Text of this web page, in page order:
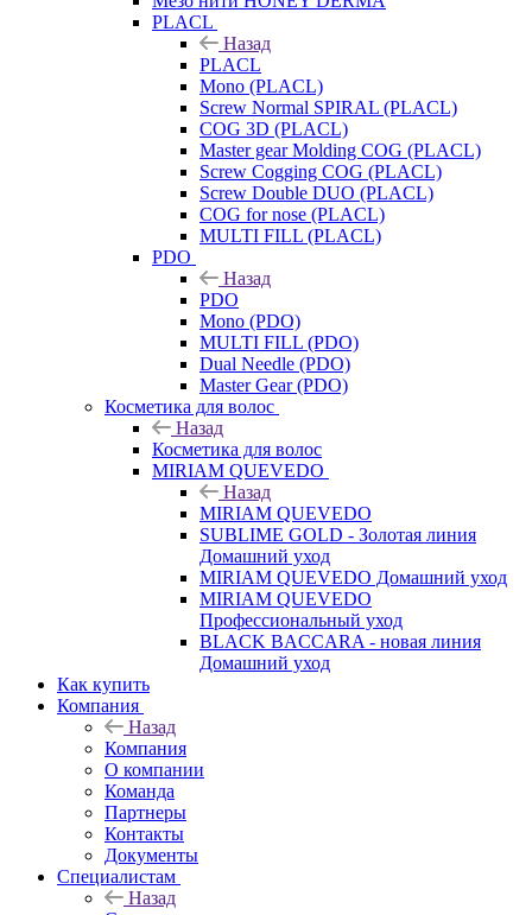
PLACL
Назад
PLACL
Mono (PLACL)
Screw Normal SPIRAL (PLACL)
COG 3D (PLACL)
Master gear Molding COG (PLACL)
Screw Cogging COG (PLACL)
Screw Double DUO (PLACL)
COG for nose (PLACL)
MULTI FILL (PLACL)
PDO
Назад
PDO
Mono (PDO)
MULTI FILL (PDO)
Dual Needle (PDO)
Master Gear (PDO)
Косметика для волос
Назад
Косметика для волос
MIRIAM QUEVEDO
Назад
MIRIAM QUEVEDO
SUBLIME GOLD - Золотая линия
Домашний уход
MIRIAM QUEVEDO Домашний уход
MIRIAM QUEVEDO
Профессиональный уход
BLACK BACCARA - новая линия
Домашний уход
Как купить
Компания
Назад
Компания
О компании
Команда
Партнеры
Контакты
Документы
Специалистам
Назад